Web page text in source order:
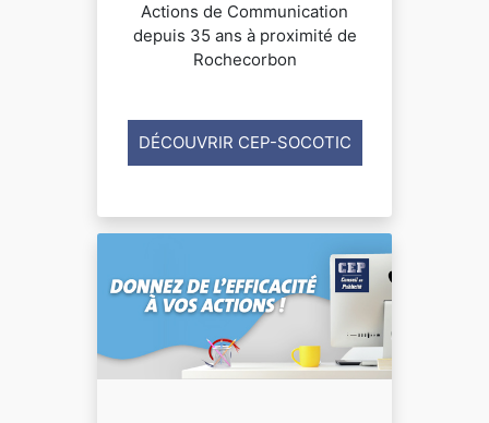
Actions de Communication
depuis 35 ans à proximité de
Rochecorbon
DÉCOUVRIR CEP-SOCOTIC